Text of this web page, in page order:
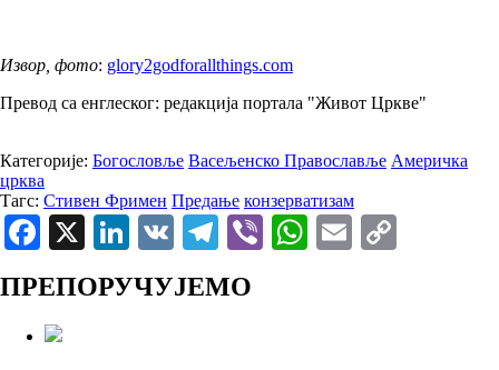
Извор, фото: glory2godforallthings.com
Превод са енглеског: редакција портала "Живот Цркве"
Категорије: Богословље Васељенско Православље Америчка
црква
Тагс: Стивен Фримен Предање конзерватизам
Facebook
X LinkedIn
VK Telegram
ViberWhatsApp
Email
ПРЕПОРУЧУЈЕМО